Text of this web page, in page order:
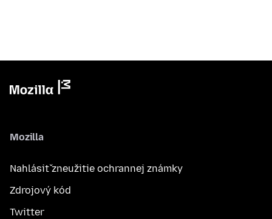
Mozilla
Nahlásiť zneužitie ochrannej známky
Zdrojový kód
Twitter